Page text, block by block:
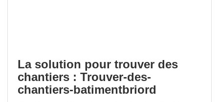
La solution pour trouver des
chantiers : Trouver-des-
chantiers-batimentbriord